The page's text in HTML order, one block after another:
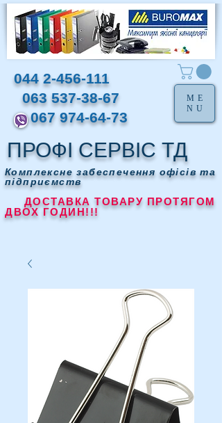
ПРОФІ СЕРВІС ТД
Комплексне забеспечення офісів та
підприємств
ДОСТАВКА ТОВАРУ ПРОТЯГОМ
ДВОХ ГОДИН!!!
044 2-456-111
063 537-38-67
067 974-64-73
ME
NU